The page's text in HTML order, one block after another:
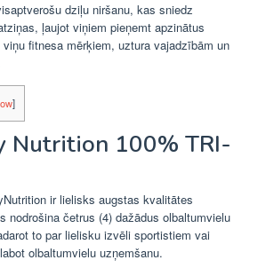
dziļu niršanu, kas sniedz
ļaujot viņiem pieņemt apzinātus
fitnesa mērķiem, uztura vajadzībām un
]
Nutrition 100% TRI-
ir lielisks augstas kvalitātes
nodrošina četrus (4) dažādus olbaltumvielu
to par lielisku izvēli sportistiem vai
olbaltumvielu uzņemšanu.